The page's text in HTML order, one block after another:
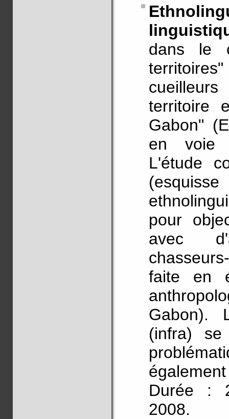
dans le
territoire
Gabon"
en voie
L'étude
pour
avec
faite en
Gabon).
(infra) se
Durée :
2008.